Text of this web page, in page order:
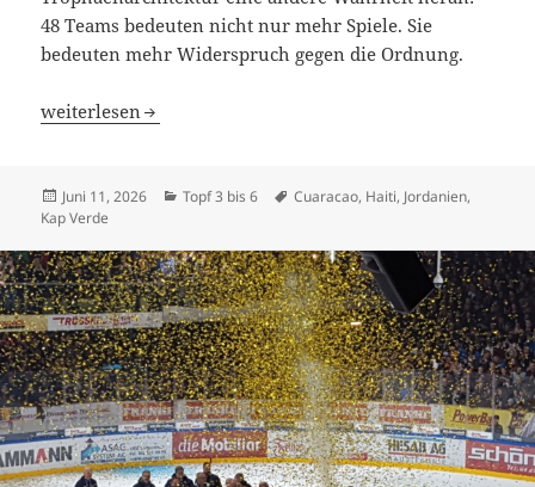
48 Teams bedeuten nicht nur mehr Spiele. Sie
bedeuten mehr Widerspruch gegen die Ordnung.
Die WM der Widerspenstigen: Wenn Fussball nicht
weiterlesen
Veröffentlicht
am
Juni 11, 2026 Kategorien
Topf 3 bis 6 Schlagwörter
Cuaracao, Haiti, Jordanien,
Kap Verde